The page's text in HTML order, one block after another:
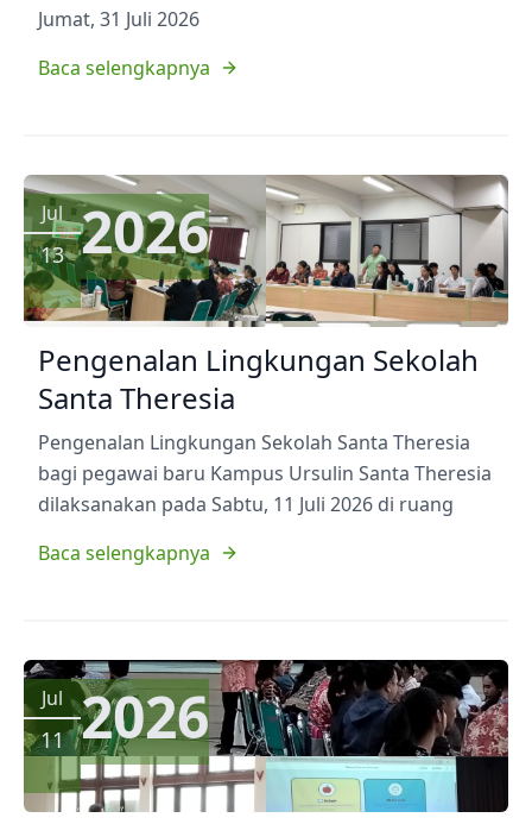
Jumat, 31 Juli 2026
Baca selengkapnya
Jul
13 2026
Pengenalan Lingkungan Sekolah
Santa Theresia
Pengenalan Lingkungan Sekolah Santa Theresia
bagi pegawai baru Kampus Ursulin Santa Theresia
dilaksanakan pada Sabtu, 11 Juli 2026 di ruang
Baca selengkapnya
Jul
11 2026